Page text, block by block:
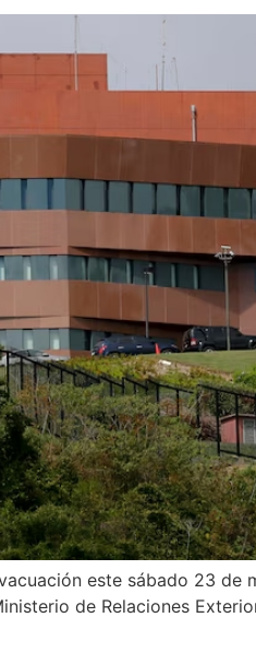
este sábado 23 de
de Relaciones